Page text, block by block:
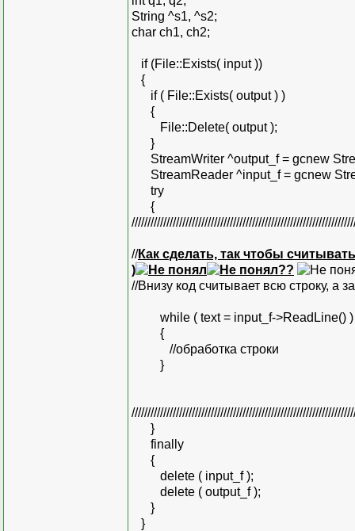
String ^s1, ^s2;
char ch1, ch2;
if (File::Exists( input ))
{
if ( File::Exists( output ) )
{
File::Delete( output );
}
StreamWriter ^output_f = gcnew
StreamReader ^input_f = gcnew
try
{
//Как сделать, так чтобы
)
??
//Внизу код считывает всю строку, а
while ( text = input_f->ReadLine() )
{
//обработка строки
}
}
finally
{
delete ( input_f );
delete ( output_f );
}
}